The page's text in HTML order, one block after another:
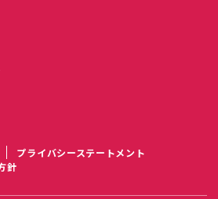
プライバシーステートメント
針